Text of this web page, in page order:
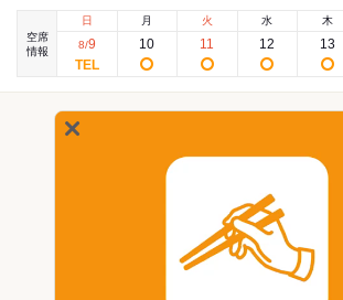
空席
情報
日
8/9
月
10
火
11
水
12
木
13